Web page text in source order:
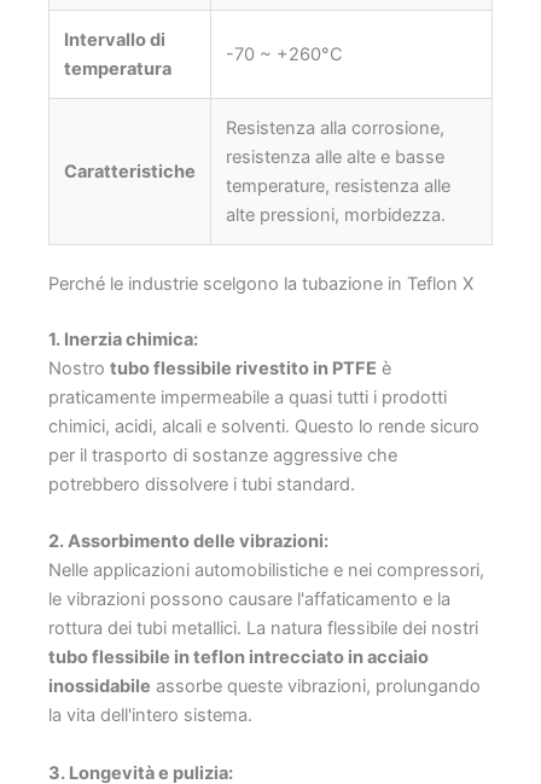
Intervallo di
temperatura
-70 ~ +260°C
Caratteristiche
Resistenza alla corrosione,
resistenza alle alte e basse
temperature, resistenza alle
alte pressioni, morbidezza.
Perché le industrie scelgono la tubazione in Teflon X
1. Inerzia chimica:
Nostro tubo flessibile rivestito in PTFE è
praticamente impermeabile a quasi tutti i prodotti
chimici, acidi, alcali e solventi. Questo lo rende sicuro
per il trasporto di sostanze aggressive che
potrebbero dissolvere i tubi standard.
2. Assorbimento delle vibrazioni:
Nelle applicazioni automobilistiche e nei compressori,
le vibrazioni possono causare l'affaticamento e la
rottura dei tubi metallici. La natura flessibile dei nostri
tubo flessibile in teflon intrecciato in acciaio
inossidabile assorbe queste vibrazioni, prolungando
la vita dell'intero sistema.
3. Longevità e pulizia: